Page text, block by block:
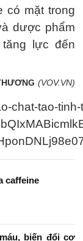
có mặt trong
dược phẩm
lực đến
(VOV.VN)
chat-tao-
caffeine
biến đổi cơ